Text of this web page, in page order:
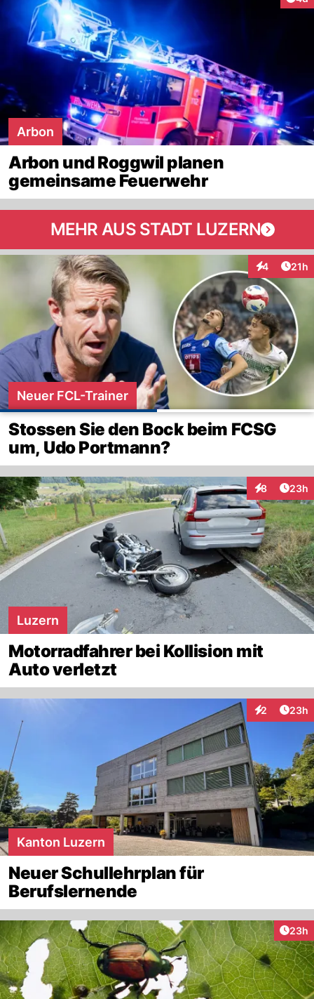
Arbon
Arbon und Roggwil planen
gemeinsame Feuerwehr
MEHR AUS STADT LUZERN
4
Interaktionen
21h
Neuer FCL-Trainer
Stossen Sie den Bock beim FCSG
um, Udo Portmann?
8
Interaktionen
23h
Luzern
Motorradfahrer bei Kollision mit
Auto verletzt
2
Interaktionen
23h
Kanton Luzern
Neuer Schullehrplan für
Berufslernende
23h